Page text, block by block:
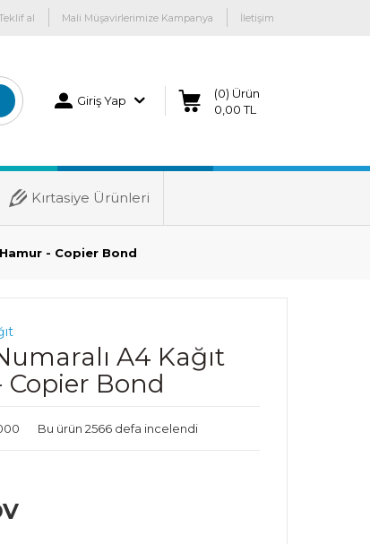
al Mali Müşavirlerimize Kampanya İletişim
Giriş Yap
(0) Ürün
0,00 TL
Kırtasiye Ürünleri
- Copier Bond
A4 Kağıt
Copier Bond
Bu ürün 2566 defa incelendi